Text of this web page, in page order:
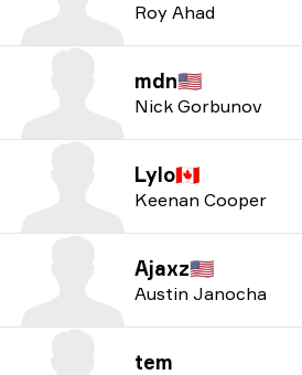
Roy Ahad
mdn🇺🇸
Nick Gorbunov
Lylo🇨🇦
Keenan Cooper
Ajaxz🇺🇸
Austin Janocha
tem